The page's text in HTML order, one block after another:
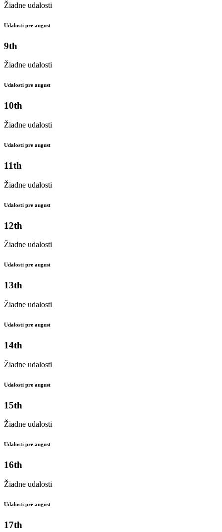
Žiadne udalosti
Udalosti pre august
9th
Žiadne udalosti
Udalosti pre august
10th
Žiadne udalosti
Udalosti pre august
11th
Žiadne udalosti
Udalosti pre august
12th
Žiadne udalosti
Udalosti pre august
13th
Žiadne udalosti
Udalosti pre august
14th
Žiadne udalosti
Udalosti pre august
15th
Žiadne udalosti
Udalosti pre august
16th
Žiadne udalosti
Udalosti pre august
17th